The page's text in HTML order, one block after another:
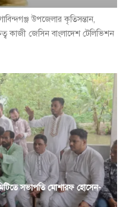
উপজেলার কৃতিসন্তান,
কাজী জেসিন বাংলাদেশ টেলিভিশন
সভাপতি মোশারফ হোসেন-